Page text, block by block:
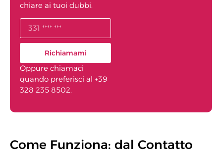
chiare ai tuoi dubbi.
Richiamami
Oppure chiamaci
quando preferisci al +39
328 235 8502.
Come Funziona: dal Contatto